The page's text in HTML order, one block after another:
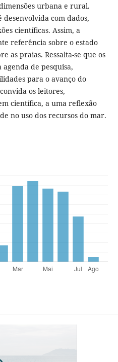
urbana e rural.
desenvolvida com dados,
científicas. Assim, a
referência sobre o estado
as praias. Ressalta-se que os
de pesquisa,
para o avanço do
os leitores,
científica, a uma reflexão
no uso dos recursos do mar.